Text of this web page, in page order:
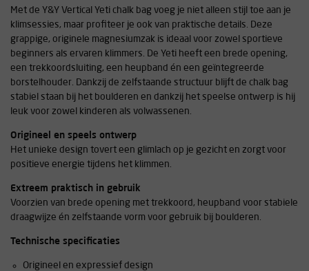
Met de Y&Y Vertical Yeti chalk bag voeg je niet alleen stijl toe aan je
klimsessies, maar profiteer je ook van praktische details. Deze
grappige, originele magnesiumzak is ideaal voor zowel sportieve
beginners als ervaren klimmers. De Yeti heeft een brede opening,
een trekkoordsluiting, een heupband én een geïntegreerde
borstelhouder. Dankzij de zelfstaande structuur blijft de chalk bag
stabiel staan bij het boulderen en dankzij het speelse ontwerp is hij
leuk voor zowel kinderen als volwassenen.
Origineel en speels ontwerp
Het unieke design tovert een glimlach op je gezicht en zorgt voor
positieve energie tijdens het klimmen.
Extreem praktisch in gebruik
Voorzien van brede opening met trekkoord, heupband voor stabiele
draagwijze én zelfstaande vorm voor gebruik bij boulderen.
Technische specificaties
Origineel en expressief design